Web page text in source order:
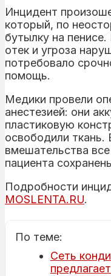
Инцидент
который, по
бутылку на пенисе.
отек и угроза
потребовало
помощь.
Медики провели
анестезией: они
пластиковую
освободили
вмешательства
пациента
Подробности
MOSLENTA.RU.
По теме:
Сеть